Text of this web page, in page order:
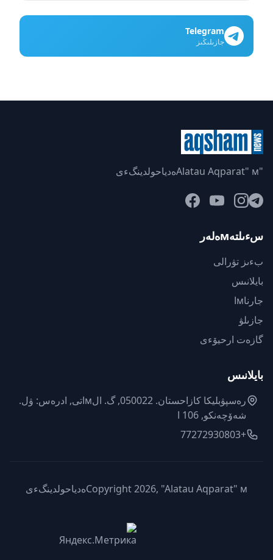
Telegram
جازىلىڭىز
"Alatau Aqparat" мەدياحولدينگءى
سءىلتەмەلەر
بءىز تۋرالى
بايلانىس
جارناмا
جازىلۋ
گازەت ارحيۆءى
بايلانىس
رەسپۋبليكا كازاحستان. 050022, گ. الмاتى, ادرەس: ۋل.
شەۆچەنكو, 106 ا
+77272930803
Copyright 2026, "Alatau Aqparat" мەدياحولدينگءى